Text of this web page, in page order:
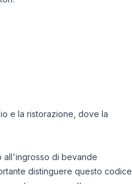
e la ristorazione, dove la
all'ingrosso di bevande
distinguere questo codice